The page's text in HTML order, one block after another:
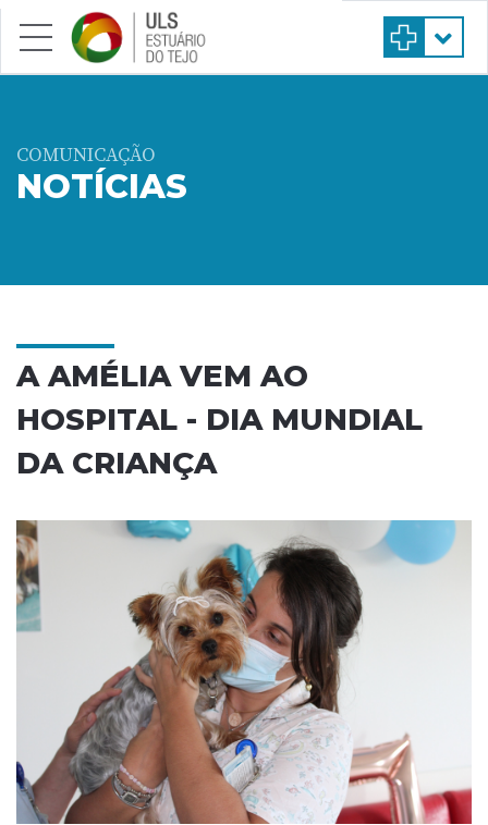
Saltar para conteúdo principal
COMUNICAÇÃO
NOTÍCIAS
A AMÉLIA VEM AO
HOSPITAL - DIA MUNDIAL
DA CRIANÇA